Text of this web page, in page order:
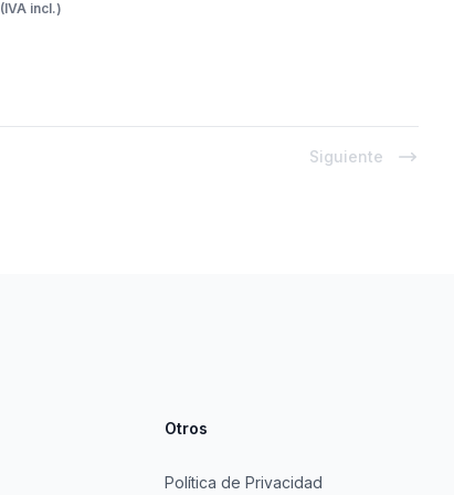
(IVA incl.)
Siguiente
Otros
Política de Privacidad